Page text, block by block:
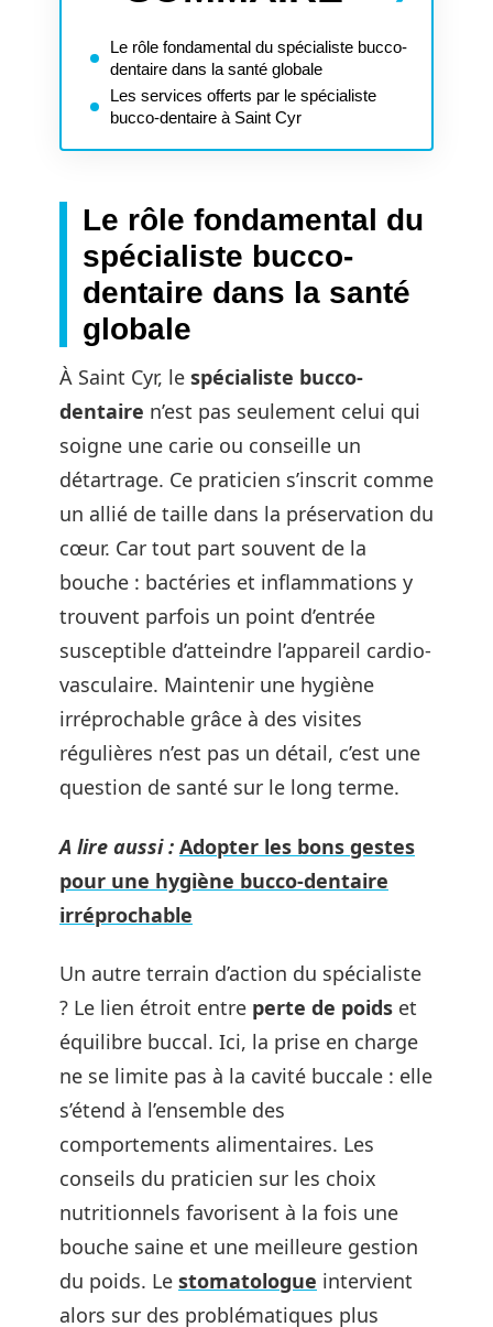
Le rôle fondamental du spécialiste bucco-
dentaire dans la santé globale
Les services offerts par le spécialiste
bucco-dentaire à Saint Cyr
Le rôle fondamental du
spécialiste bucco-
dentaire dans la santé
globale
À Saint Cyr, le spécialiste bucco-
dentaire n’est pas seulement celui qui
soigne une carie ou conseille un
détartrage. Ce praticien s’inscrit comme
un allié de taille dans la préservation du
cœur. Car tout part souvent de la
bouche : bactéries et inflammations y
trouvent parfois un point d’entrée
susceptible d’atteindre l’appareil cardio-
vasculaire. Maintenir une hygiène
irréprochable grâce à des visites
régulières n’est pas un détail, c’est une
question de santé sur le long terme.
A lire aussi : Adopter les bons gestes
pour une hygiène bucco-dentaire
irréprochable
Un autre terrain d’action du spécialiste
? Le lien étroit entre perte de poids et
équilibre buccal. Ici, la prise en charge
ne se limite pas à la cavité buccale : elle
s’étend à l’ensemble des
comportements alimentaires. Les
conseils du praticien sur les choix
nutritionnels favorisent à la fois une
bouche saine et une meilleure gestion
du poids. Le stomatologue intervient
alors sur des problématiques plus